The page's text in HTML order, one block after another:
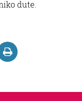
dute.